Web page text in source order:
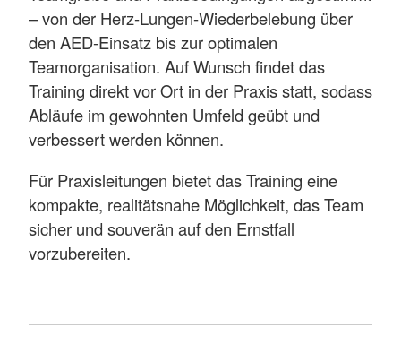
– von der Herz-Lungen-Wiederbelebung über
den AED-Einsatz bis zur optimalen
Teamorganisation. Auf Wunsch findet das
Training direkt vor Ort in der Praxis statt, sodass
Abläufe im gewohnten Umfeld geübt und
verbessert werden können.
Für Praxisleitungen bietet das Training eine
kompakte, realitätsnahe Möglichkeit, das Team
sicher und souverän auf den Ernstfall
vorzubereiten.